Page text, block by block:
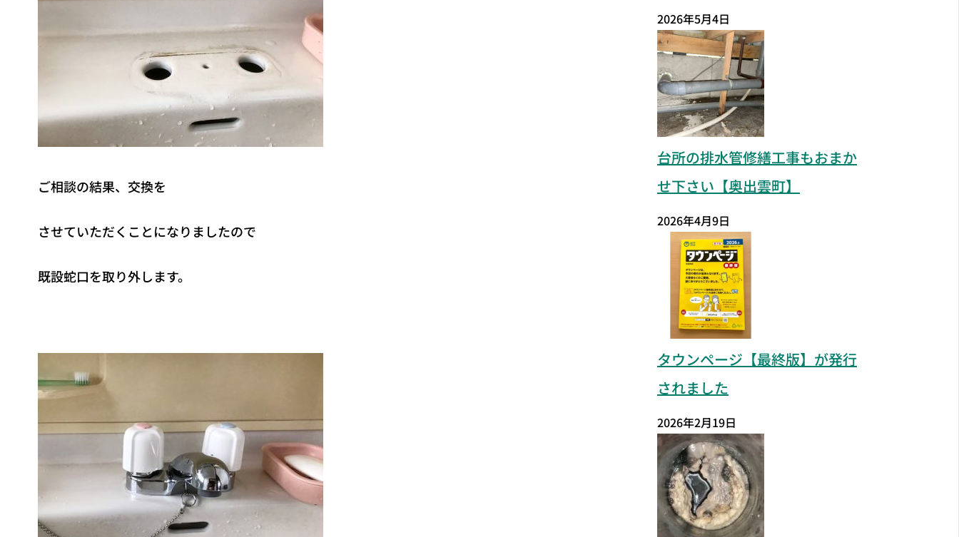
ご相談の結果、交換を
させていただくことになりましたので
既設蛇口を取り外します。
2026年5月4日
台所の排水管修繕工事もおまか
せ下さい【奥出雲町】
2026年4月9日
タウンページ【最終版】が発行
されました
2026年2月19日